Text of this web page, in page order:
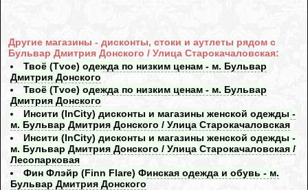
Другие магазины - дисконты, стоки и аутлеты рядом с
Бульвар Дмитрия Донского / Улица Старокачаловская:
Твоё (Tvoe) одежда по низким ценам - м. Бульвар
Дмитрия Донского
Твоё (Tvoe) одежда по низким ценам - м. Бульвар
Дмитрия Донского
Инсити (InCity) дисконты и магазины женской одежды -
м. Бульвар Дмитрия Донского / Улица Старокачаловская
Инсити (InCity) дисконты и магазины женской одежды -
м. Бульвар Дмитрия Донского / Улица Старокачаловская /
Лесопарковая
Фин Флэйр (Finn Flare) Финская одежда и обувь - м.
Бульвар Дмитрия Донского